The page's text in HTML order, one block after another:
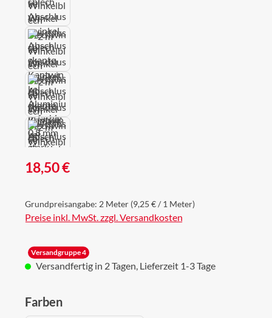
Regulärer Preis:
18,50 €
Grundpreisangabe: 2 Meter (9,25 € / 1 Meter)
Preise inkl. MwSt. zzgl. Versandkosten
Versandgruppe 4
Versandfertig in 2 Tagen, Lieferzeit 1-3 Tage
Farbenauswählen